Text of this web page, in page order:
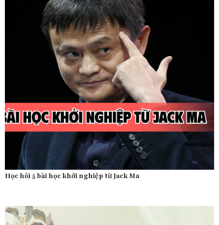
Học hỏi 5 bài học khởi nghiệp từ Jack Ma